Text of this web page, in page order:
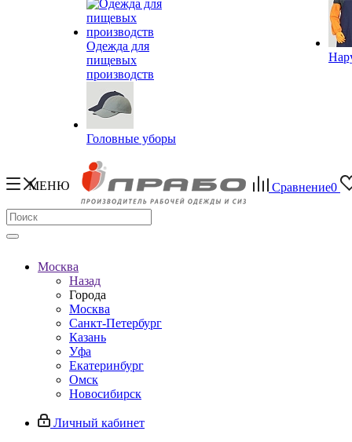
Одежда для
пищевых
производств
Головные уборы
МЕНЮ Сравнение0
Москва
Назад
Города
Москва
Санкт-Петербург
Казань
Уфа
Екатеринбург
Омск
Новосибирск
Личный кабинет